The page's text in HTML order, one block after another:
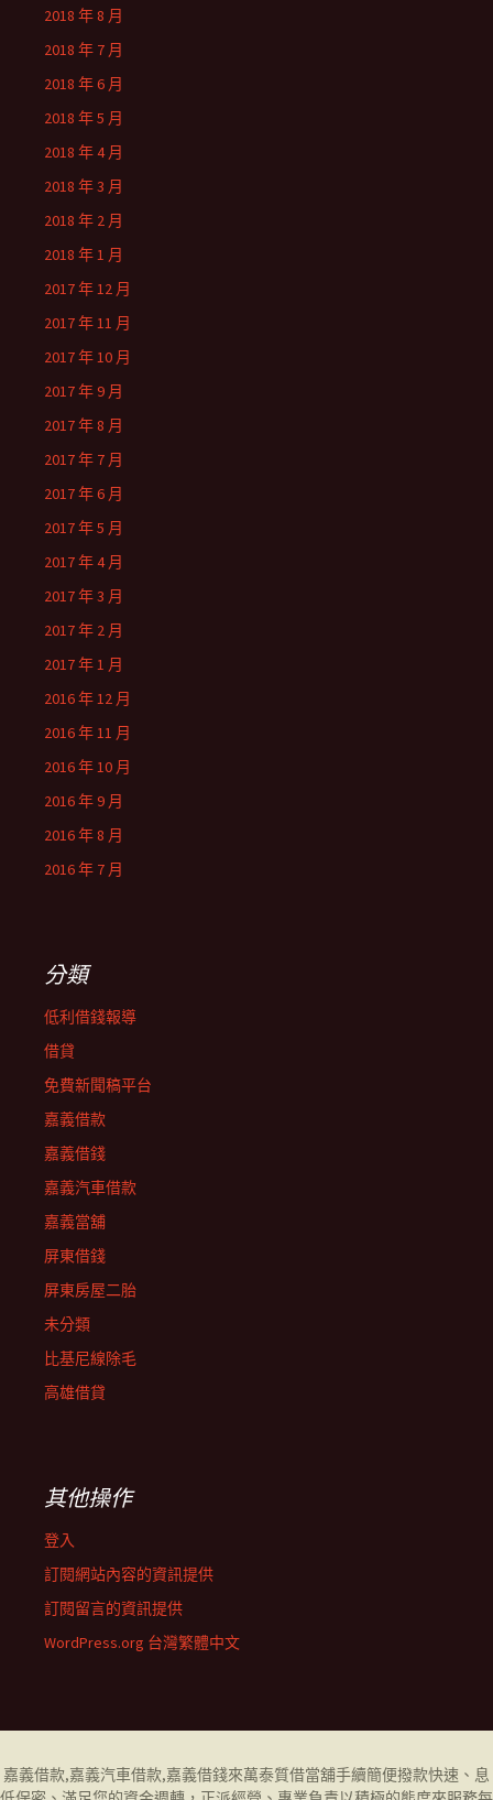
2018 年 8 月
2018 年 7 月
2018 年 6 月
2018 年 5 月
2018 年 4 月
2018 年 3 月
2018 年 2 月
2018 年 1 月
2017 年 12 月
2017 年 11 月
2017 年 10 月
2017 年 9 月
2017 年 8 月
2017 年 7 月
2017 年 6 月
2017 年 5 月
2017 年 4 月
2017 年 3 月
2017 年 2 月
2017 年 1 月
2016 年 12 月
2016 年 11 月
2016 年 10 月
2016 年 9 月
2016 年 8 月
2016 年 7 月
分類
低利借錢報導
借貸
免費新聞稿平台
嘉義借款
嘉義借錢
嘉義汽車借款
嘉義當舖
屏東借錢
屏東房屋二胎
未分類
比基尼線除毛
高雄借貸
其他操作
登入
訂閱網站內容的資訊提供
訂閱留言的資訊提供
WordPress.org 台灣繁體中文
嘉義借款,嘉義汽車借款,嘉義借錢來萬泰質借當舖手續簡便撥款快速、息